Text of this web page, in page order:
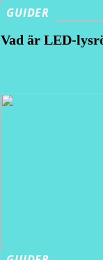
GUIDER
Vad är LED-